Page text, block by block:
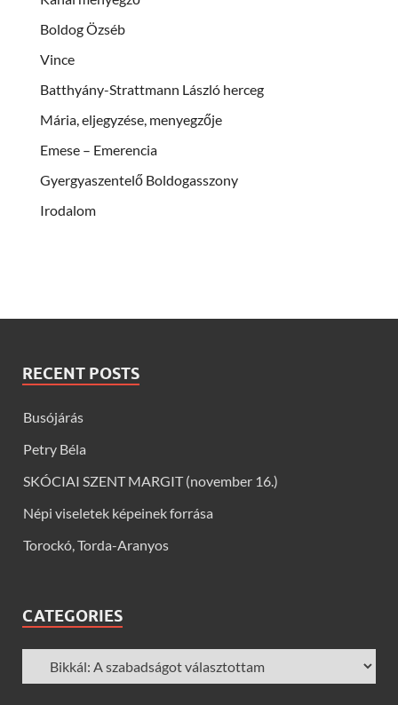
Boldog Özséb
Vince
Batthyány-Strattmann László herceg
Mária, eljegyzése, menyegzője
Emese – Emerencia
Gyergyaszentelő Boldogasszony
Irodalom
RECENT POSTS
Busójárás
Petry Béla
SKÓCIAI SZENT MARGIT (november 16.)
Népi viseletek képeinek forrása
Torockó, Torda-Aranyos
CATEGORIES